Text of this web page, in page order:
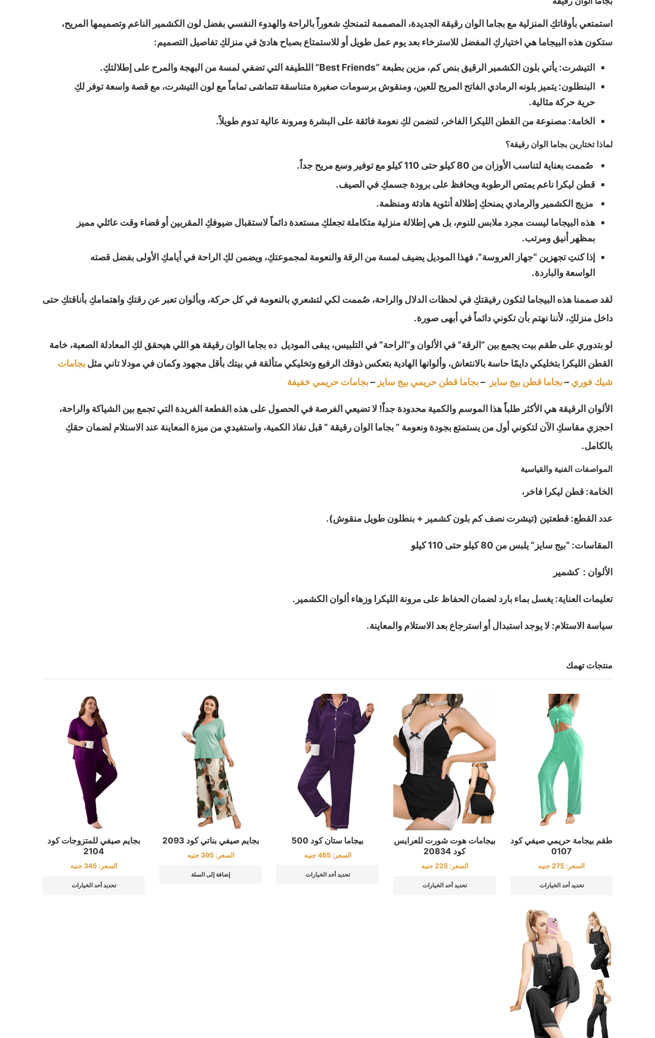
استمتعي بأوقاتكِ المنزلية مع بجاما الوان رقيقة الجديدة، المصممة لتمنحكِ شعوراً بالراحة والهدوء النفسي بفضل لون الكشمير الناعم وتصميمها المريح،
ستكون هذه البيجاما هي اختياركِ المفضل للاسترخاء بعد يوم عمل طويل أو للاستمتاع بصباح هادئ في منزلكِ تفاصيل التصميم:
التيشرت: يأتي بلون الكشمير الرقيق بنص كم، مزين بطبعة “Best Friends” اللطيفة التي تضفي لمسة من البهجة والمرح على إطلالتكِ.
البنطلون: يتميز بلونه الرمادي الفاتح المريح للعين، ومنقوش برسومات صغيرة متناسقة تتماشى تماماً مع لون التيشرت، مع قصة واسعة توفر لكِ
حرية حركة مثالية.
الخامة: مصنوعة من القطن الليكرا الفاخر، لتضمن لكِ نعومة فائقة على البشرة ومرونة عالية تدوم طويلاً.
لماذا تختارين بجاما الوان رقيقة؟
صُممت بعناية لتناسب الأوزان من 80 كيلو حتى 110 كيلو مع توفير وسع مريح جداً.
قطن ليكرا ناعم يمتص الرطوبة ويحافظ على برودة جسمكِ في الصيف.
مزيج الكشمير والرمادي يمنحكِ إطلالة أنثوية هادئة ومنظمة.
هذه البيجاما ليست مجرد ملابس للنوم، بل هي إطلالة منزلية متكاملة تجعلكِ مستعدة دائماً لاستقبال ضيوفكِ المقربين أو قضاء وقت عائلي مميز
بمظهر أنيق ومرتب.
إذا كنتِ تجهزين “جهاز العروسة”، فهذا الموديل يضيف لمسة من الرقة والنعومة لمجموعتكِ، ويضمن لكِ الراحة في أيامكِ الأولى بفضل قصته
الواسعة والباردة.
لقد صممنا هذه البيجاما لتكون رفيقتكِ في لحظات الدلال والراحة، صُممت لكي لتشعري بالنعومة في كل حركة، وبألوان تعبر عن رقتكِ واهتمامكِ بأناقتكِ حتى
داخل منزلكِ، لأننا نهتم بأن تكوني دائماً في أبهى صورة.
لو بتدوري على طقم بيت يجمع بين “الرقة” في الألوان و”الراحة” في التلبيس، يبقى الموديل ده بجاما الوان رقيقة هو اللي هيحقق لكِ المعادلة الصعبة، خامة
القطن الليكرا بتخليكي دايمًا حاسة بالانتعاش، وألوانها الهادية بتعكس ذوقك الرفيع وتخليكي متألقة في بيتك بأقل مجهود وكمان في مودلا تاني مثل بجامات
شيك فوري –بجاما قطن بيج سايز –بجاما قطن حريمي بيج سايز –بجامات حريمي خفيفة
الألوان الرقيقة هي الأكثر طلباً هذا الموسم والكمية محدودة جداً! لا تضيعي الفرصة في الحصول على هذه القطعة الفريدة التي تجمع بين الشياكة والراحة،
احجزي مقاسكِ الآن لتكوني أول من يستمتع بجودة ونعومة ” بجاما الوان رقيقة ” قبل نفاذ الكمية، واستفيدي من ميزة المعاينة عند الاستلام لضمان حقكِ
بالكامل.
المواصفات الفنية والقياسية
الخامة: قطن ليكرا فاخر،
عدد القطع: قطعتين (تيشرت نصف كم بلون كشمير + بنطلون طويل منقوش).
المقاسات: “بيج سايز” يلبس من 80 كيلو حتى 110 كيلو
الألوان : كشمير
تعليمات العناية: يغسل بماء بارد لضمان الحفاظ على مرونة الليكرا وزهاء ألوان الكشمير.
سياسة الاستلام: لا يوجد استبدال أو استرجاع بعد الاستلام والمعاينة.
منتجات تهمك
طقم بيجامة حريمي صيفي كود
0107
السعر: 275جنيه
تحديد أحد الخيارات
بيجامات هوت شورت للعرايس
كود 20834
السعر:225 جنيه
تحديد أحد الخيارات
بيجاما ستان كود 500
السعر:465 جنيه
تحديد أحد الخيارات
بجايم صيفي بناتي كود 2093
السعر:395 جنيه
إضافة إلى السلة
بجايم صيفي للمتزوجات كود
2104
السعر:345 جنيه
تحديد أحد الخيارات